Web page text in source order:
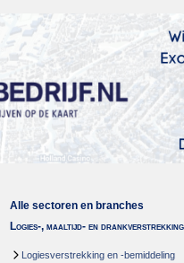
Alle sectoren en branches
Logies-, maaltijd- en drankverstrekking
Logiesverstrekking en -bemiddeling